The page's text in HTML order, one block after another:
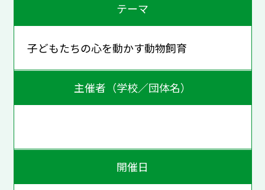
テーマ
子どもたちの心を動かす動物飼育
主催者（学校／団体名）
開催日